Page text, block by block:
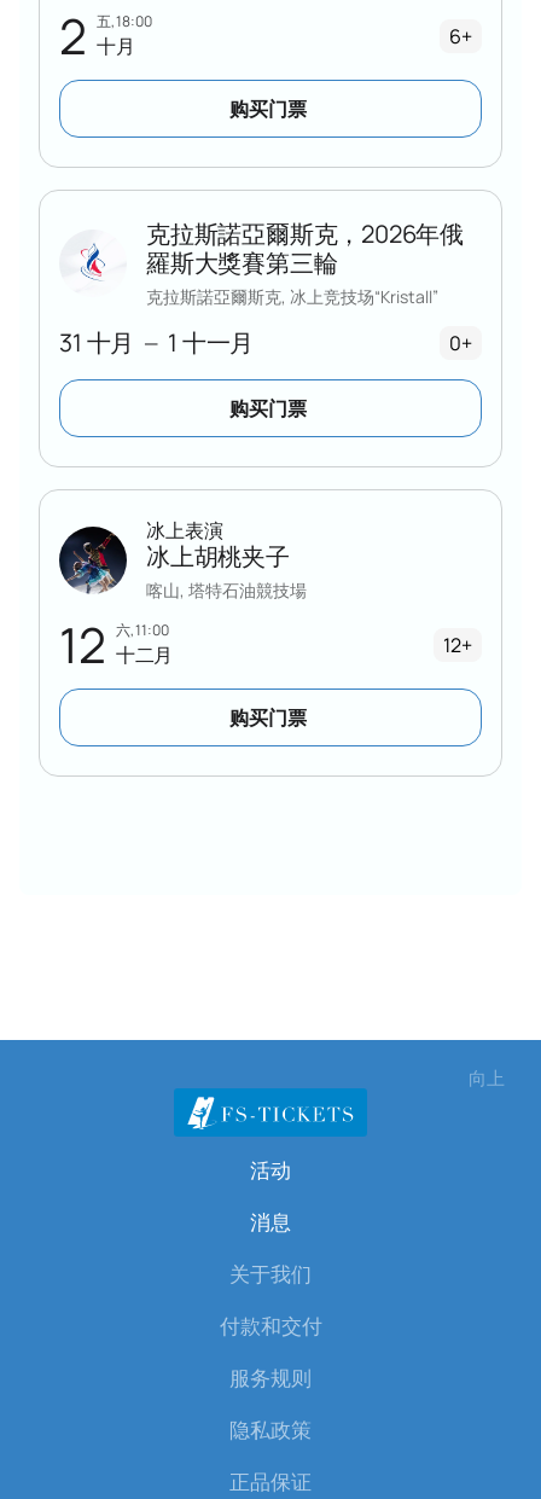
2 五, 18:00
十月 6+
购买门票
31 十月 — 1 十一月
克拉斯諾亞爾斯克，2026年俄
羅斯大獎賽第三輪
克拉斯諾亞爾斯克, 冰上竞技场“Kristall”
0+
购买门票
12 六, 11:00
十二月
冰上表演
冰上胡桃夹子
喀山, 塔特石油競技場
12+
购买门票
向上
活动
消息
关于我们
付款和交付
服务规则
隐私政策
正品保证